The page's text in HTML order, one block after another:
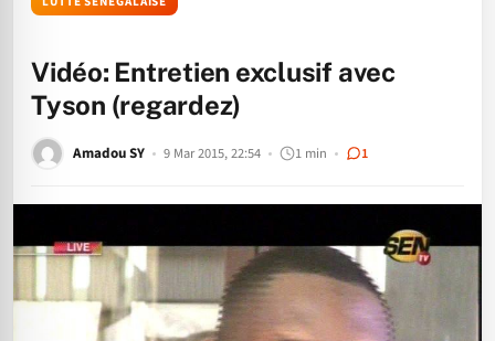
Vidéo: Entretien exclusif avec
Tyson (regardez)
Amadou SY 9 Mar 2015, 22:54 1 min 1